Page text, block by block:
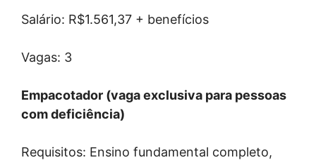
Salário: R$1.561,37 + benefícios
Vagas: 3
Empacotador (vaga exclusiva para pessoas
com deficiência)
Requisitos: Ensino fundamental completo,